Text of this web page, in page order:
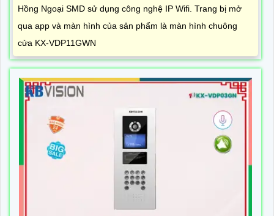
Hồng Ngoại SMD sử dụng công nghệ IP Wifi. Trang bị mở
qua app và màn hình của sản phẩm là màn hình chuông
cửa KX-VDP11GWN